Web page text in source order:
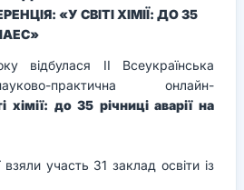
«У СВІТІ ХІМІЇ: ДО 35
відбулася ІІ Всеукраїнська
практична онлайн-
хімії: до 35 річниці аварії на
участь 31 заклад освіти із